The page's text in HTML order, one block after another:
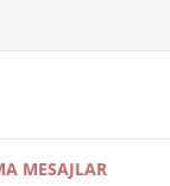
MESAJLAR